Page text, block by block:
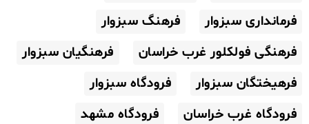
فرمانداری سبزوار
فرهنگ سبزوار
فرهنگی فولکلور غرب خراسان
فرهنگیان سبزوار
فرهیختگان سبزوار
فرودگاه سبزوار
فرودگاه غرب خراسان
فرودگاه مشهد